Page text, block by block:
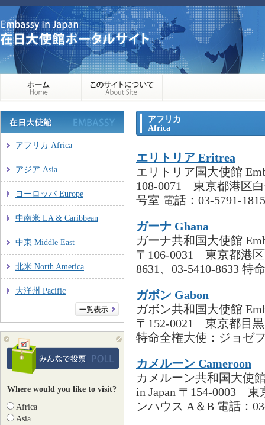
アフリカ Africa
アジア Asia
ヨーロッパ Europe
中南米 LA & Caribbean
中東 Middle East
北米 North America
大洋州 Pacific
Where would you like to visit?
Africa
Asia
アフリカ
Africa
エリトリア Eritrea
エリトリア国大使館
108-0071 東京都港区
号室 電話：03-5791-
ガーナ Ghana
ガーナ共和国大使館
〒106-0031 東京都港区
8631、03-5410-8633 特
ガボン Gabon
ガボン共和国大使館
〒152-0021 東京都目黒
特命全権大使：ジョゼ
カメルーン Cameroon
カメルーン共和国大使
in Japan 〒154-0003
ンハウス A＆B 電話：